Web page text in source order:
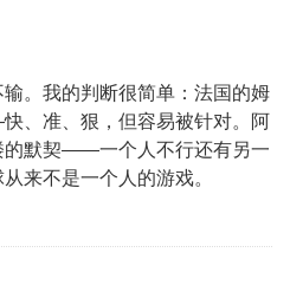
。我的判断很简单：法国的姆
、准、狠，但容易被针对。阿
的默契——一个人不行还有另一
来不是一个人的游戏。